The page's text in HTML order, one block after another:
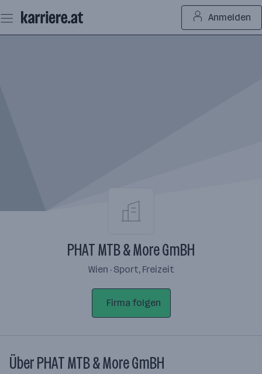
Seiteninhalt
springen
Anmelden
PHAT MTB & More GmBH
Wien · Sport, Freizeit
Firma folgen
Über PHAT MTB & More GmBH